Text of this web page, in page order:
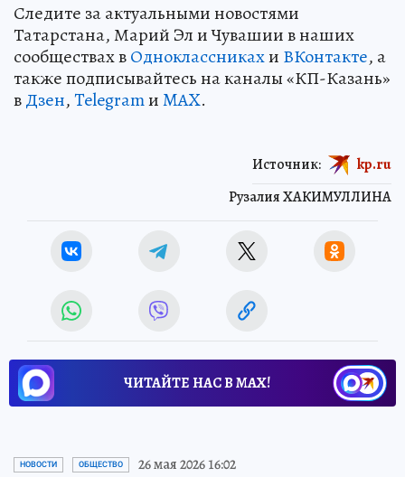
Следите за актуальными новостями
Татарстана, Марий Эл и Чувашии в наших
сообществах вОдноклассникахи ВКонтакте, а
также подписывайтесь на каналы «КП-Казань»
вДзен,TelegramиMAX.
Рузалия ХАКИМУЛЛИНА
Источник: kp.ru
ЧИТАЙТЕ НАС В МАХ!
НОВОСТИ ОБЩЕСТВО 26 мая 2026 16:02